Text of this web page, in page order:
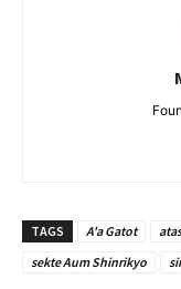
TAGS A'a Gatot
sekte Aum Shinrikyo